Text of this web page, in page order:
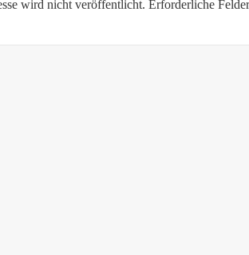
wird nicht veröffentlicht. Erforderliche